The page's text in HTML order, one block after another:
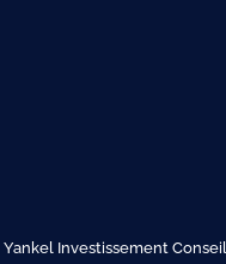
Yankel Investissement